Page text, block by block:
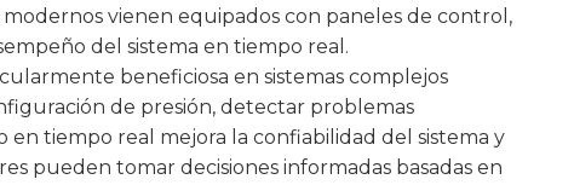
vienen equipados con paneles de control,
del sistema en tiempo real.
beneficiosa en sistemas complejos
de presión, detectar problemas
tiempo real mejora la confiabilidad del sistema y
pueden tomar decisiones informadas basadas en